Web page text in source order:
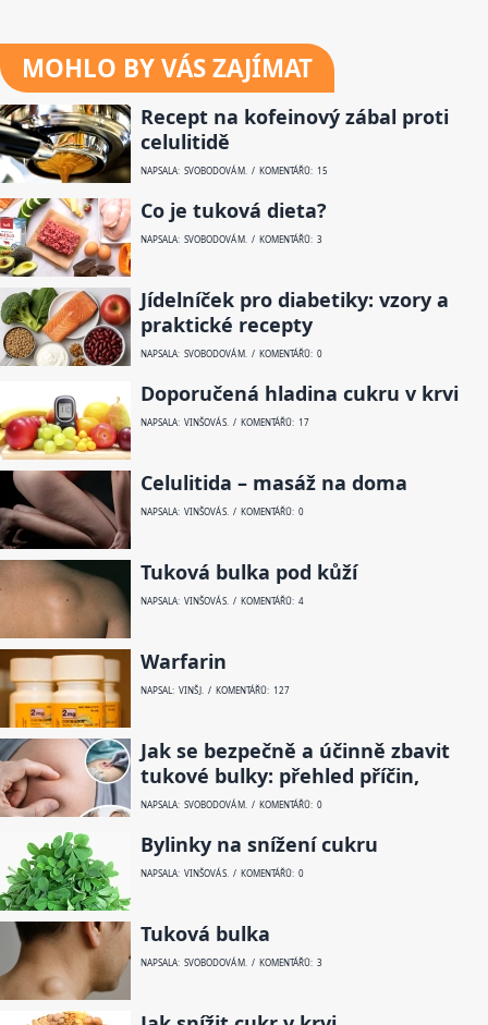
MOHLO BY VÁS ZAJÍMAT
Recept na kofeinový zábal proti
celulitidě
NAPSALA: SVOBODOVÁ M. / KOMENTÁŘŮ: 15
Co je tuková dieta?
NAPSALA: SVOBODOVÁ M. / KOMENTÁŘŮ: 3
Jídelníček pro diabetiky: vzory a
praktické recepty
NAPSALA: SVOBODOVÁ M. / KOMENTÁŘŮ: 0
Doporučená hladina cukru v krvi
NAPSALA: VINŠOVÁ S. / KOMENTÁŘŮ: 17
Celulitida – masáž na doma
NAPSALA: VINŠOVÁ S. / KOMENTÁŘŮ: 0
Tuková bulka pod kůží
NAPSALA: VINŠOVÁ S. / KOMENTÁŘŮ: 4
Warfarin
NAPSAL: VINŠ J. / KOMENTÁŘŮ: 127
Jak se bezpečně a účinně zbavit
tukové bulky: přehled příčin,
NAPSALA: SVOBODOVÁ M. / KOMENTÁŘŮ: 0
Bylinky na snížení cukru
NAPSALA: VINŠOVÁ S. / KOMENTÁŘŮ: 0
Tuková bulka
NAPSALA: SVOBODOVÁ M. / KOMENTÁŘŮ: 3